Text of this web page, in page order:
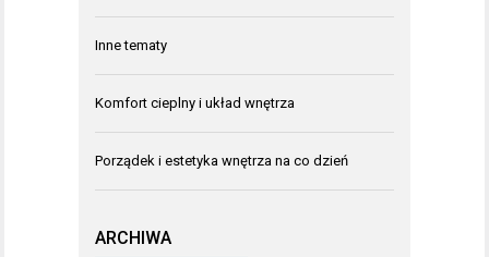
Inne tematy
Komfort cieplny i układ wnętrza
Porządek i estetyka wnętrza na co dzień
ARCHIWA